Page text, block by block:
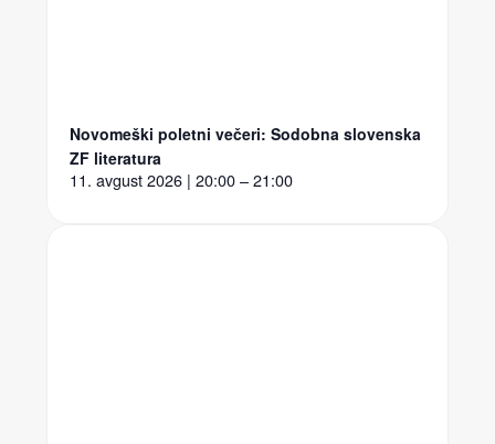
Novomeški poletni večeri: Sodobna slovenska
ZF literatura
11. avgust 2026 | 20:00 – 21:00